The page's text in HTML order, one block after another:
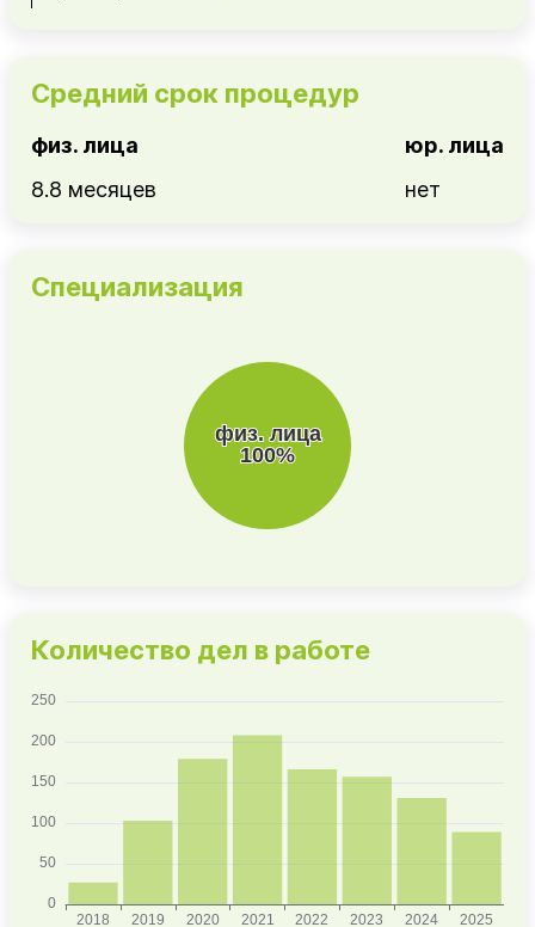
Средний срок процедур
физ. лица
8.8 месяцев
юр. лица
нет
Специализация
Количество дел в работе